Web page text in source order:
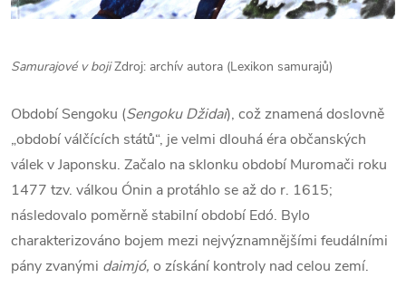
Samurajové v bojiZdroj: archív autora (Lexikon samurajů)
Období Sengoku (Sengoku Džidai), což znamená doslovně
„období válčících států“, je velmi dlouhá éra občanských
válek v Japonsku. Začalo na sklonku období Muromači roku
1477 tzv. válkou Ónin a protáhlo se až do r. 1615;
následovalo poměrně stabilní období Edó. Bylo
charakterizováno bojem mezi nejvýznamnějšími feudálními
pány zvanými daimjó, o získání kontroly nad celou zemí.